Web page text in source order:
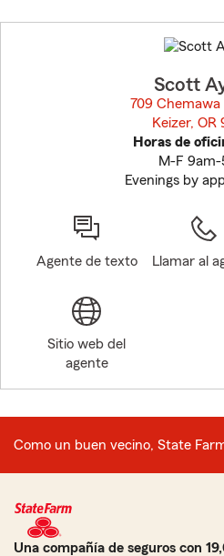
to
Scott
709 Chemawa
Keizer, OR
Horas de
M-F 9am-
Evenings by
Agente de texto Llamar al
Sitio web del
agente
Como un buen vecino, State
Una compañía de seguros con